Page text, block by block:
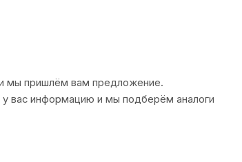
мы пришлём вам предложение.
вас информацию и мы подберём аналоги